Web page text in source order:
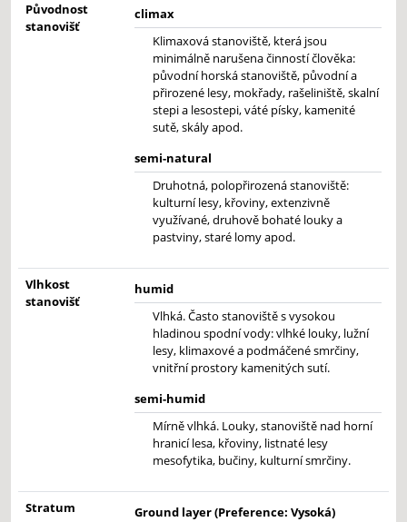
Původnost
stanovišť
climax
Klimaxová stanoviště, která jsou
minimálně narušena činností člověka:
původní horská stanoviště, původní a
přirozené lesy, mokřady, rašeliniště, skalní
stepi a lesostepi, váté písky, kamenité
sutě, skály apod.
semi-natural
Druhotná, polopřirozená stanoviště:
kulturní lesy, křoviny, extenzivně
využívané, druhově bohaté louky a
pastviny, staré lomy apod.
Vlhkost
stanovišť
humid
Vlhká. Často stanoviště s vysokou
hladinou spodní vody: vlhké louky, lužní
lesy, klimaxové a podmáčené smrčiny,
vnitřní prostory kamenitých sutí.
semi-humid
Mírně vlhká. Louky, stanoviště nad horní
hranicí lesa, křoviny, listnaté lesy
mesofytika, bučiny, kulturní smrčiny.
Stratum
Ground layer (Preference: Vysoká)